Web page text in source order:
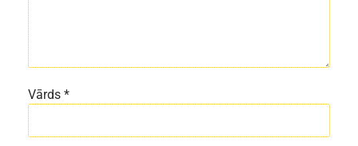
Vārds *